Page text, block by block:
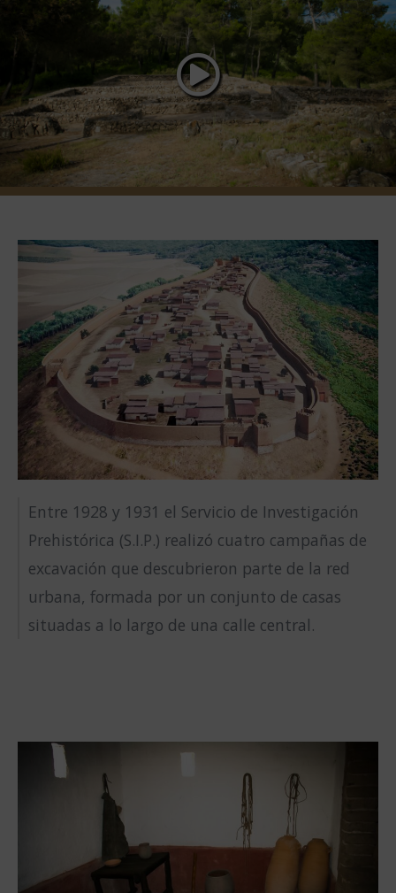
Entre 1928 y 1931 el Servicio de Investigación
Prehistórica (S.I.P.) realizó cuatro campañas de
excavación que descubrieron parte de la red
urbana, formada por un conjunto de casas
situadas a lo largo de una calle central.